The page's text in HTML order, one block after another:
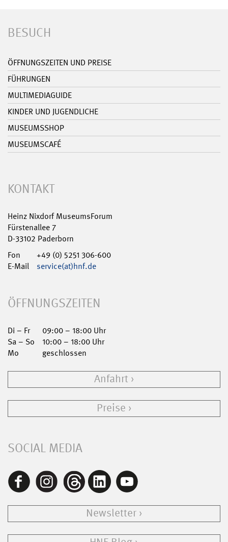
BESUCH
ÖFFNUNGSZEITEN UND PREISE
FÜHRUNGEN
MULTIMEDIAGUIDE
KINDER UND JUGENDLICHE
MUSEUMSSHOP
MUSEUMSCAFÉ
KONTAKT
Heinz Nixdorf MuseumsForum
Fürstenallee 7
D-33102 Paderborn
Fon
+49 (0) 5251 306-600
E-Mail
service(at)hnf.de
ÖFFNUNGSZEITEN
Di – Fr
09:00 – 18:00 Uhr
Sa – So
10:00 – 18:00 Uhr
Mo
geschlossen
Anfahrt
Preise
SOCIAL MEDIA
Newsletter